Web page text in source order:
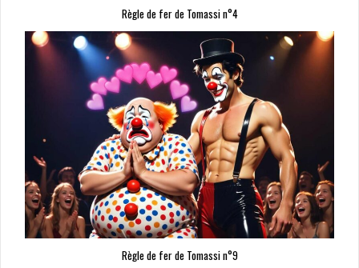
Règle de fer de Tomassi n°4
Règle de fer de Tomassi n°9